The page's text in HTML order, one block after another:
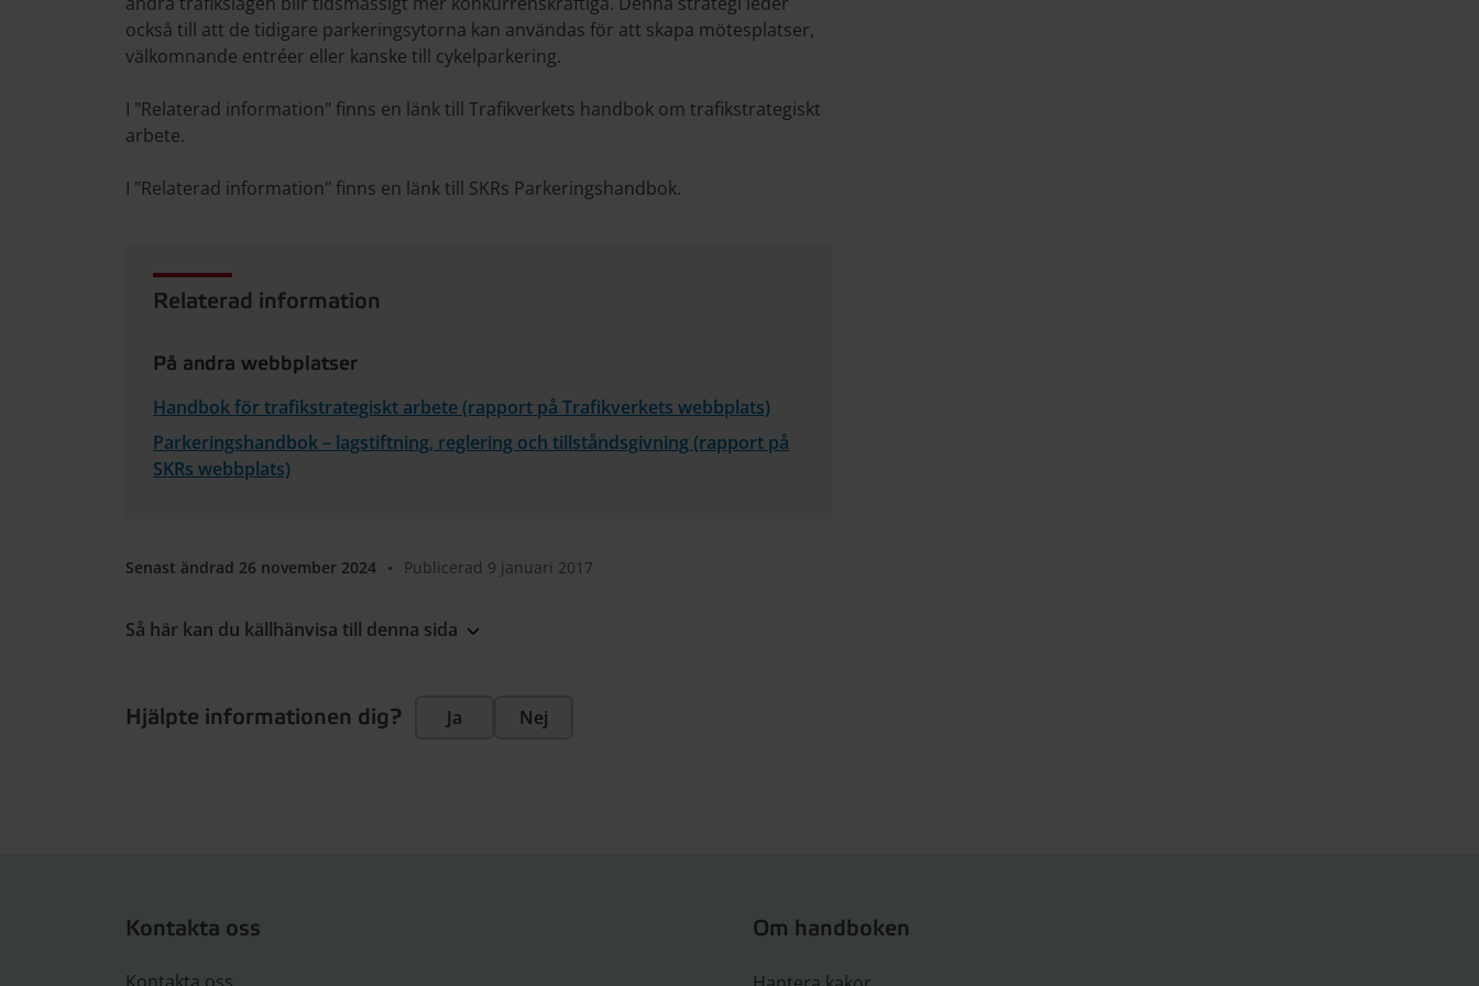
också till att de tidigare parkeringsytorna kan användas för att skapa mötesplatser,
välkomnande entréer eller kanske till cykelparkering.
I "Relaterad information" finns en länk till Trafikverkets handbok om trafikstrategiskt
arbete.
I "Relaterad information" finns en länk till SKRs Parkeringshandbok.
Relaterad information
På andra webbplatser
Handbok för trafikstrategiskt arbete (rapport på Trafikverkets webbplats)
Parkeringshandbok – lag­stiftning, reglering och tillstånds­givning (rapport på
SKRs webbplats)
Senast ändrad 26 november 2024 • Publicerad 9 januari 2017
Så här kan du källhänvisa till denna sida
Hjälpte informationen dig? Ja Nej
Kontakta oss Om handboken